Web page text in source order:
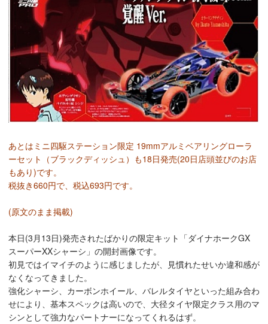
あとはミニ四駆ステーション限定 19mmアルミベアリングローラ
ーセット（ブラックディッシュ）も18日発売(20日店頭並びのお店
もあり)です。
税抜き660円で、税込693円です。
(原文のまま掲載)
本日(3月13日)発売されたばかりの限定キット「ダイナホークGX
スーパーXXシャーシ」の開封画像です。
初見ではイマイチのように感じましたが、見慣れたせいか違和感が
なくなってきました。
強化シャーシ、カーボンホイール、バレルタイヤといった組み合わ
せにより、基本スペックは高いので、大径タイヤ限定クラス用のマ
シンとして強力なパートナーになってくれるはず。